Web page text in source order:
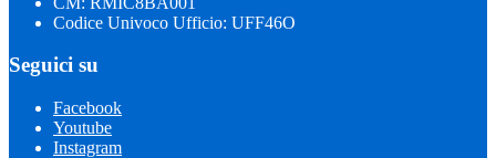
Codice Univoco Ufficio: UFF46O
Seguici su
Facebook
Youtube
Instagram